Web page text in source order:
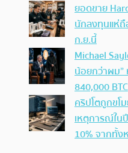
ยอดขาย
นักลงทุนแห่ถื
ก.ย.นี้
Michael
น้อยกว่าผม”
840,000 BTC
คริปโตถูกขโ
เหตุการณ์ใน
10% จากทั้ง